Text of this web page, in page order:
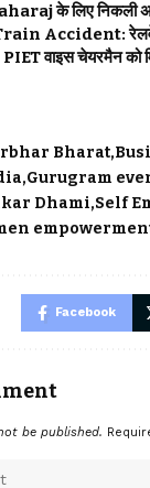
के लिए निकली
Accident: रेलवे
वाइस चेयरमैन को
Bharat
Gurugram
Dhami Self
Facebook
be published.